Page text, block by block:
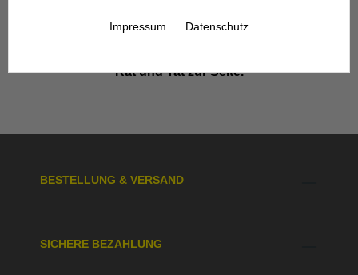
Unsere Fachwerkstatt für Garten-, Forst-
Rat und Tat zur Seite.
BESTELLUNG & VERSAND
SICHERE BEZAHLUNG
Impressum Datenschutz